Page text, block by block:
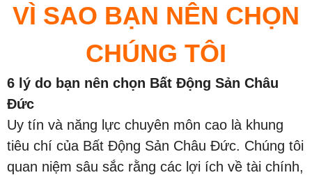
VÌ SAO BẠN NÊN CHỌN
CHÚNG TÔI
6 lý do bạn nên chọn Bất Động Sản Châu
Đức
Uy tín và năng lực chuyên môn cao là khung
tiêu chí của Bất Động Sản Châu Đức. Chúng tôi
quan niệm sâu sắc rằng các lợi ích về tài chính,